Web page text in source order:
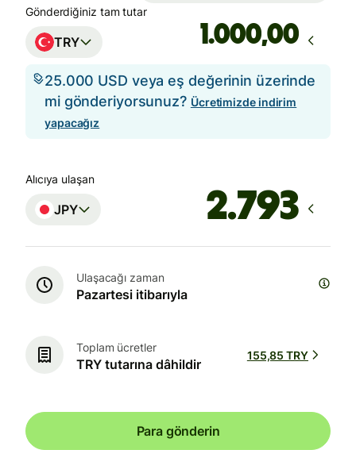
Gönderdiğiniz tam tutar
TRY ,00
25.000 USD veya eş değerinin üzerinde
mi gönderiyorsunuz? Ücretimizde indirim
yapacağız
Alıcıya ulaşan
JPY
Ulaşacağı zaman
Pazartesi itibarıyla
Toplam ücretler
TRY tutarına dâhildir
155,85 TRY
Para gönderin